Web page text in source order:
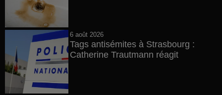
6 août 2026
Tags antisémites à Strasbourg :
Catherine Trautmann réagit